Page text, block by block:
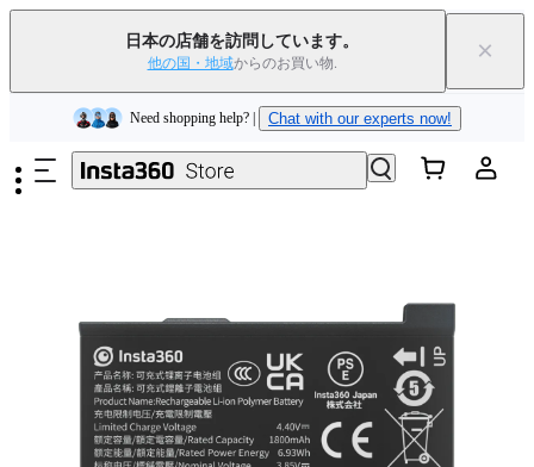
日本の店舗を訪問しています。
他の国・地域からのお買い物. ×
メインコンテンツへスキップ
下取りで旧デバイスを出すと、新規購入でキャッシュバックまたはクー
Need shopping help? | Chat with our experts now!
Insta360 Luna Ultra｜ ｜送料無料